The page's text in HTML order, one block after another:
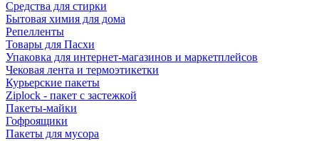
Средства для стирки
Бытовая химия для дома
Репелленты
Товары для Пасхи
Упаковка для интернет-магазинов и маркетплейсов
Чековая лента и термоэтикетки
Курьерские пакеты
Ziplock - пакет с застежкой
Пакеты-майки
Гофроящики
Пакеты для мусора